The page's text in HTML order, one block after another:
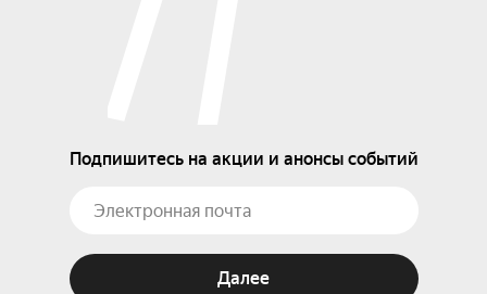
Подпишитесь на акции и анонсы событий
Далее